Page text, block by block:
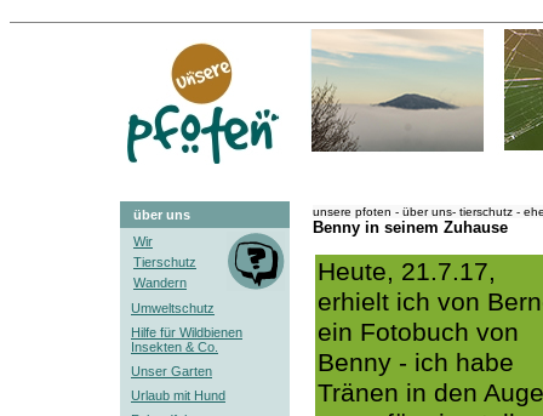
über uns
Wir
Tierschutz
Wandern
Umweltschutz
Hilfe für Wildbienen
Insekten & Co.
Unser Garten
Urlaub mit Hund
unsere pfoten - über uns- tierschutz -
Benny in seinem Zuhause
Heute, 21.7.17,
erhielt ich von
ein Fotobuch von
Benny - ich habe
Tränen in den